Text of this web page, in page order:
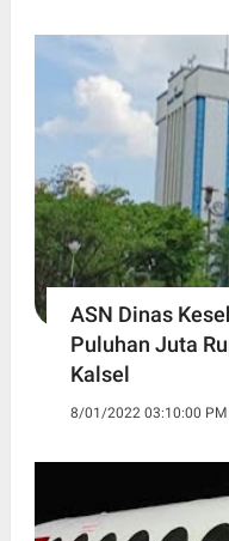
ASN Dinas
Puluhan Juta
Kalsel
8/01/2022 03:10:00 PM